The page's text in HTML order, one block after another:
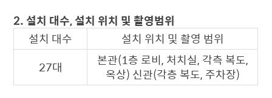
2. 설치 대수, 설치 위치 및 촬영범위
설치 대수
설치 위치 및 촬영 범위
27대
본관(1층 로비, 처치실, 각측 복도,
옥상) 신관(각층 복도, 주차장)